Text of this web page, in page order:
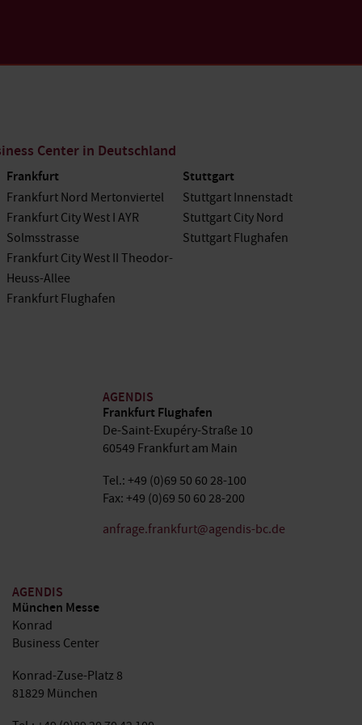
Center in Deutschland
Frankfurt
Frankfurt Nord Mertonviertel
Frankfurt City West I AYR
Solmsstrasse
Frankfurt City West II Theodor-
Heuss-Allee
Frankfurt Flughafen
Stuttgart
Stuttgart Innenstadt
Stuttgart City Nord
Stuttgart Flughafen
AGENDIS
Frankfurt Flughafen
De-Saint-Exupéry-Straße 10
60549 Frankfurt am Main
Tel.: +49 (0)69 50 60 28-100
Fax: +49 (0)69 50 60 28-200
anfrage.frankfurt@agendis-bc.de
AGENDIS
München Messe
Konrad
Business Center
Konrad-Zuse-Platz 8
81829 München